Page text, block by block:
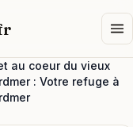
au coeur du vieux
: Votre refuge à